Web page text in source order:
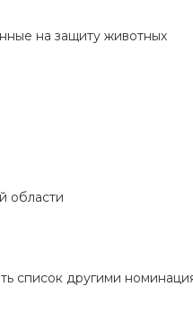
на защиту животных
области
список другими